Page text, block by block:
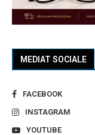
MEDIAT SOCIALE
FACEBOOK
INSTAGRAM
YOUTUBE